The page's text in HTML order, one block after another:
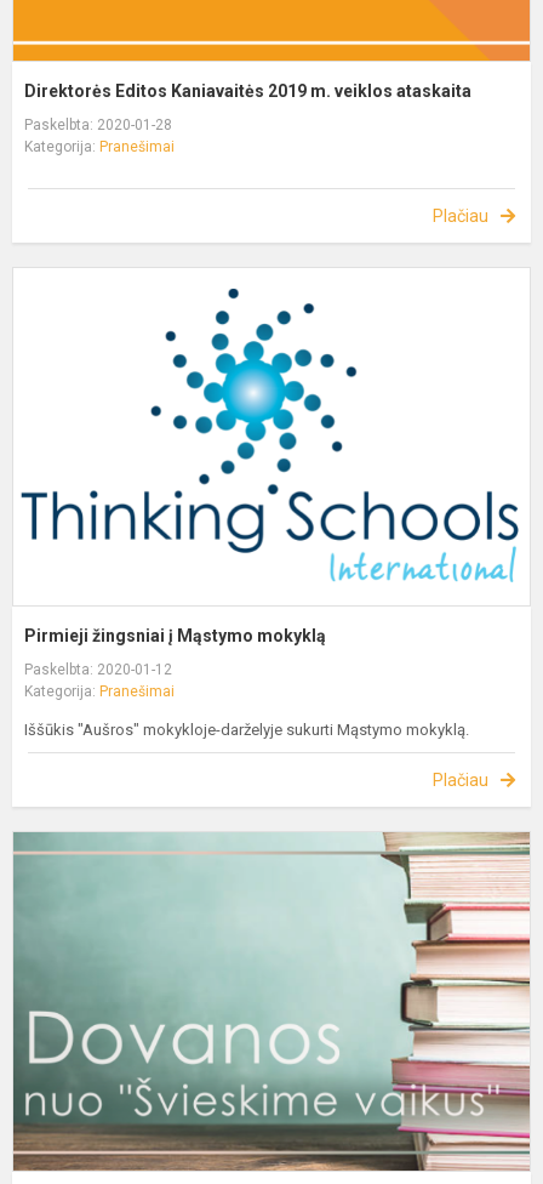
Direktorės Editos Kaniavaitės 2019 m. veiklos ataskaita
Paskelbta: 2020-01-28
Kategorija: Pranešimai
Plačiau
Pirmieji žingsniai į Mąstymo mokyklą
Paskelbta: 2020-01-12
Kategorija: Pranešimai
Iššūkis "Aušros" mokykloje-darželyje sukurti Mąstymo mokyklą.
Plačiau